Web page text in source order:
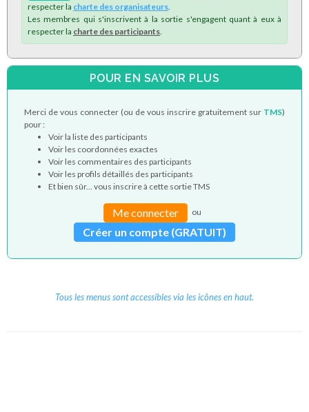
respecter la charte des organisateurs
Les membres qui s'inscrivent à la sortie s'engagent quant à eux à
respecter la charte des participants
POUR EN SAVOIR PLUS
Merci de vous connecter (ou de vous inscrire gratuitement sur TMS)
pour :
Voir la liste des participants
Voir les coordonnées exactes
Voir les commentaires des participants
Voir les profils détaillés des participants
Et bien sûr... vous inscrire à cette sortie TMS
Me connecter ou
Créer un compte (GRATUIT)
Tous les menus sont accessibles via les icônes en haut.